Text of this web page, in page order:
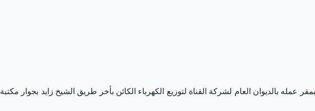
بالديوان العام لشركة القناة لتوزيع الكهرباء الكائن بأخر طريق الشيخ زايد بجوار مكتبة